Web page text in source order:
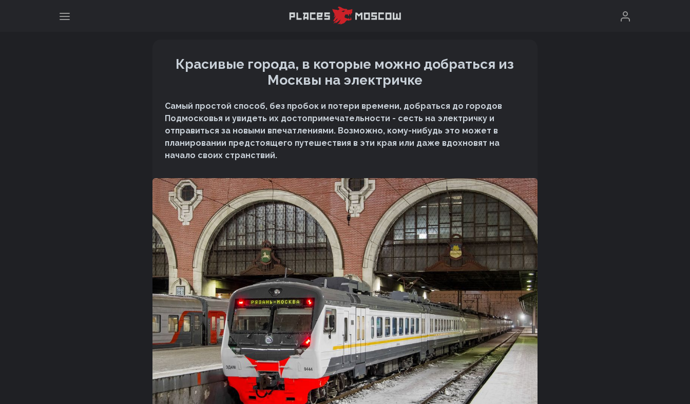
Красивые города, в которые можно добраться из
Москвы на электричке
Самый простой способ, без пробок и потери времени, добраться до городов
Подмосковья и увидеть их достопримечательности - сесть на электричку и
отправиться за новыми впечатлениями. Возможно, кому-нибудь это может в
планировании предстоящего путешествия в эти края или даже вдохновят на
начало своих странствий.